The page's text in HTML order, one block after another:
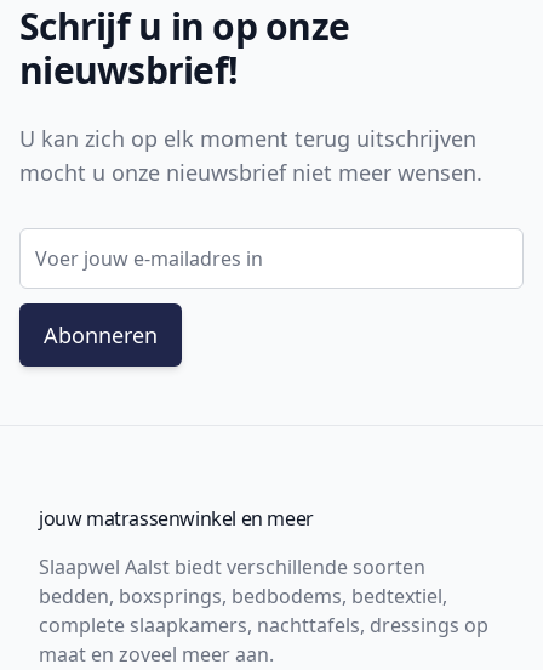
Schrijf u in op onze
nieuwsbrief!
U kan zich op elk moment terug uitschrijven
mocht u onze nieuwsbrief niet meer wensen.
E-mail adres
Abonneren
jouw matrassenwinkel en meer
Slaapwel Aalst biedt verschillende soorten
bedden, boxsprings, bedbodems, bedtextiel,
complete slaapkamers, nachttafels, dressings op
maat en zoveel meer aan.